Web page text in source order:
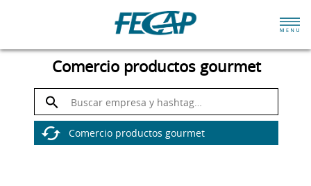
Comercio productos gourmet